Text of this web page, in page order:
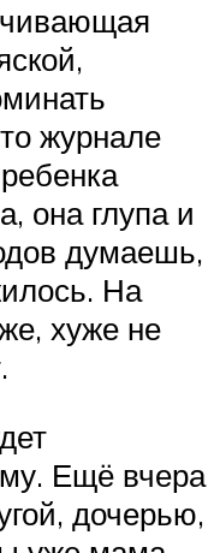
журнале
она глупа и
думаешь,
На
хуже не
Ещё вчера
дочерью,